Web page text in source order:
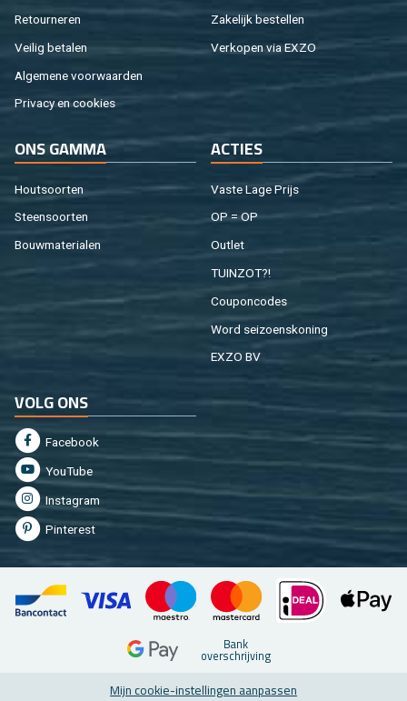
Re­tour­ne­ren
Vei­lig be­ta­len
Al­ge­me­ne voor­waar­den
Pri­va­cy en coo­kies
Za­ke­lijk be­stel­len
Ver­ko­pen via EXZO
ONS GAMMA
Hout­soor­ten
Steen­soor­ten
Bouw­ma­te­ri­a­len
AC­TIES
Vaste Lage Prijs
OP = OP
Out­let
TUIN­ZOT?!
Cou­pon­co­des
Word sei­zoens­ko­ning
EXZO BV
VOLG ONS
Fa­cebook
You­Tu­be
In­st­agram
Pin­te­rest
Bank
over­schrij­ving
Mijn coo­kie-in­stel­lin­gen aan­pas­sen